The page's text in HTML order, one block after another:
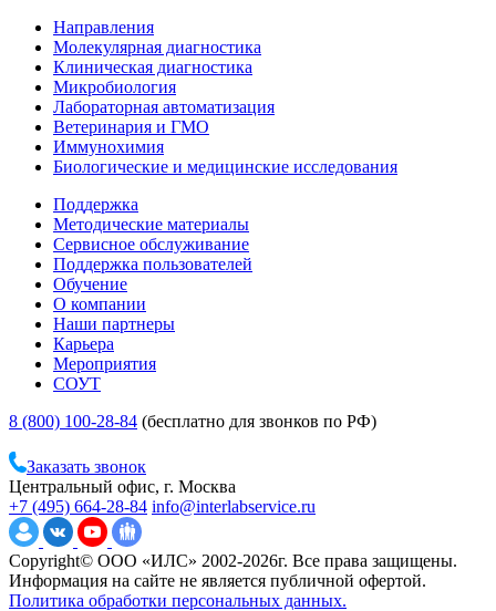
Направления
Молекулярная диагностика
Клиническая диагностика
Микробиология
Лабораторная автоматизация
Ветеринария и ГМО
Иммунохимия
Биологические и медицинские исследования
Поддержка
Методические материалы
Сервисное обслуживание
Поддержка пользователей
Обучение
О компании
Наши партнеры
Карьера
Мероприятия
СОУТ
8 (800) 100-28-84 (бесплатно для звонков по РФ)
Заказать звонок
Центральный офис, г. Москва
+7 (495) 664-28-84 info@interlabservice.ru
Copyright© ООО «ИЛС» 2002-2026г. Все права защищены.
Информация на сайте не является публичной офертой.
Политика обработки персональных данных.